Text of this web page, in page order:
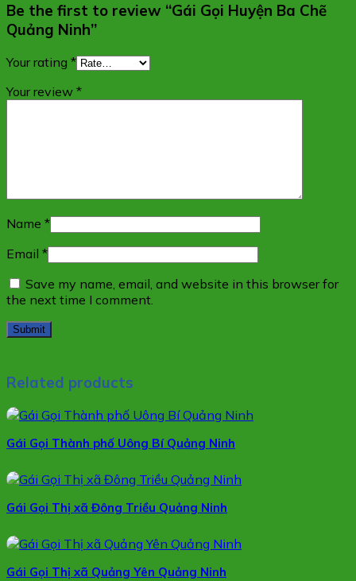
Be the first to review “Gái Gọi Huyện Ba Chẽ
Quảng Ninh”
Your rating *
Your review *
Name *
Email *
Save my name, email, and website in this browser for
the next time I comment.
Related products
Gái Gọi Thành phố Uông Bí Quảng Ninh
Gái Gọi Thị xã Đông Triều Quảng Ninh
Gái Gọi Thị xã Quảng Yên Quảng Ninh